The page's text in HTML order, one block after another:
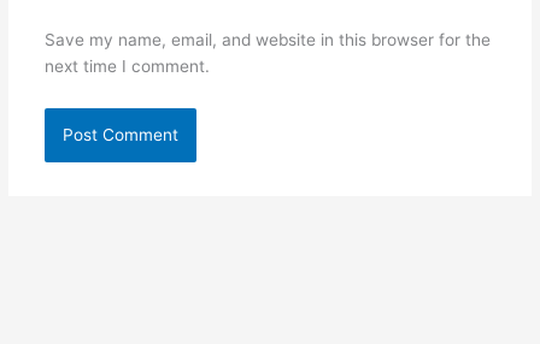
Save my name, email, and website in this browser for the
next time I comment.